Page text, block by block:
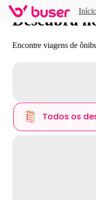
Descubra
Encontre viagens de
Todos os